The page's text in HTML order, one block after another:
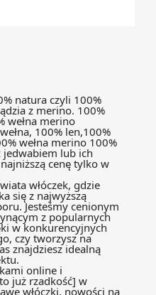
natura czyli 100%
z merino. 100%
wełna merino
100% len,100%
wełna merino 100%
lub ich
cenę tylko w
włóczek, gdzie
się z najwyższą
Jesteśmy cenionym
z popularnych
w konkurencyjnych
czy tworzysz na
znajdziesz idealną
online i
już rzadkość] w
włóczki, nowości na